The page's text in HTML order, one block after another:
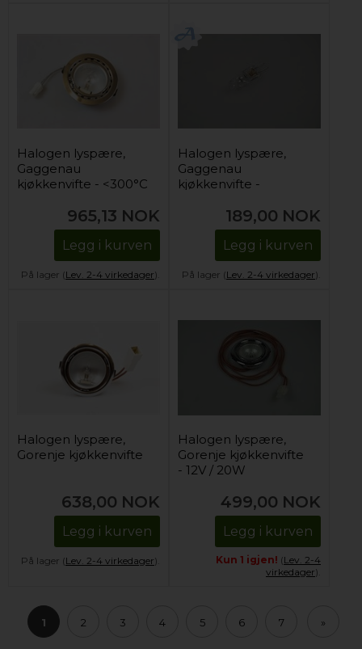
Halogen lyspære,
Gaggenau
kjøkkenvifte - <300°C
965,13 NOK
Legg i kurven
På lager (Lev. 2-4 virkedager).
Halogen lyspære,
Gaggenau
kjøkkenvifte -
189,00 NOK
Legg i kurven
På lager (Lev. 2-4 virkedager).
Halogen lyspære,
Gorenje kjøkkenvifte
638,00 NOK
Legg i kurven
På lager (Lev. 2-4 virkedager).
Halogen lyspære,
Gorenje kjøkkenvifte
- 12V / 20W
499,00 NOK
Legg i kurven
Kun 1 igjen! (Lev. 2-4
virkedager).
1 2 3 4 5 6 7 »